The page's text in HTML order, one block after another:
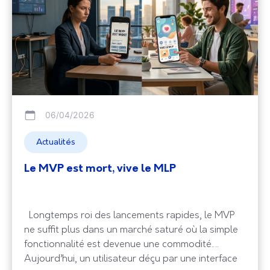
06/04/2026
Actualités
Le MVP est mort, vive le MLP
Longtemps roi des lancements rapides, le MVP
ne suffit plus dans un marché saturé où la simple
fonctionnalité est devenue une commodité.
Aujourd’hui, un utilisateur déçu par une interface